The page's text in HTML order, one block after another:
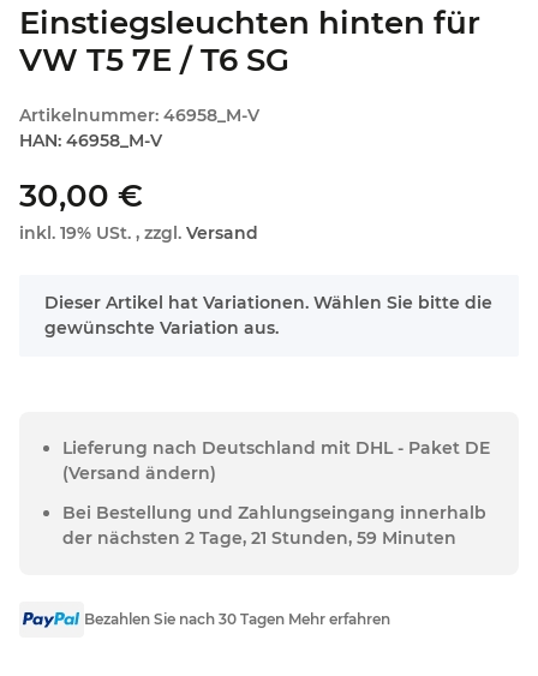
Einstiegsleuchten hinten für
VW T5 7E / T6 SG
Artikelnummer: 46958_M-V
HAN: 46958_M-V
30,00 €
inkl. 19% USt. , zzgl. Versand
x
Dieser Artikel hat Variationen. Wählen Sie bitte die
gewünschte Variation aus.
Lieferung nach Deutschland mit DHL - Paket DE
(Versand ändern)
Bei Bestellung und Zahlungseingang innerhalb
der nächsten 2 Tage, 21 Stunden, 59 Minuten
Bezahlen Sie nach 30 Tagen Mehr erfahren